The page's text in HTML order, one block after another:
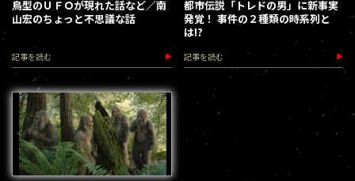
鳥型のＵＦＯが現れた話など／南
山宏のちょっと不思議な話
記事を読む
都市伝説「トレドの男」に新事実
発覚！ 事件の２種類の時系列と
は!?
記事を読む